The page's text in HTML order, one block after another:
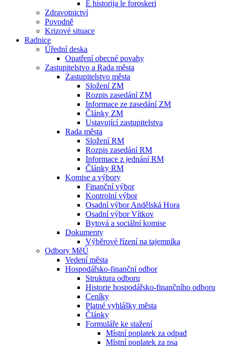
E historija le foroskeri
Zdravotnictví
Povodně
Krizové situace
Radnice
Úřední deska
Opatření obecné povahy
Zastupitelstvo a Rada města
Zastupitelstvo města
Složení ZM
Rozpis zasedání ZM
Informace ze zasedání ZM
Články ZM
Ustavující zastupitelstva
Rada města
Složení RM
Rozpis zasedání RM
Informace z jednání RM
Články RM
Komise a výbory
Finanční výbor
Kontrolní výbor
Osadní výbor Andělská Hora
Osadní výbor Vítkov
Bytová a sociální komise
Dokumenty
Výběrové řízení na tajemníka
Odbory MěÚ
Vedení města
Hospodářsko-finanční odbor
Struktura odboru
Historie hospodářsko-finančního odboru
Ceníky
Platné vyhlášky města
Články
Formuláře ke stažení
Místní poplatek za odpad
Místní poplatek za psa